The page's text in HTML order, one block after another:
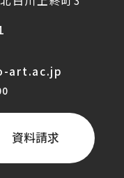
art.ac.jp
資料請求